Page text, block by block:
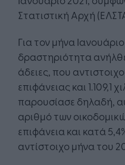
Στατιστική Αρχή
Για τον μήνα
δραστηριότητα ανήλθε
άδειες, που
επιφάνειας και 1.109,1
παρουσίασε δηλαδή,
αριθμό των
επιφάνεια και κατά
αντίστοιχο μήνα του